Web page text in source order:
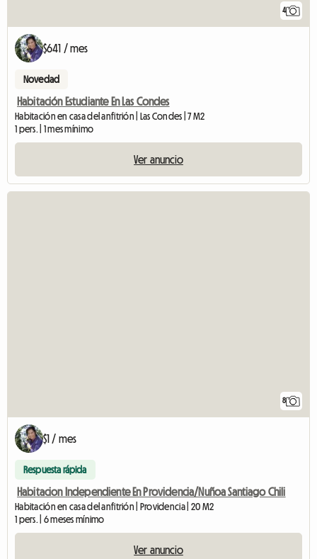
4
$641 / mes
Novedad
Habitación Estudiante En Las Condes
Habitación en casa del anfitrión | Las Condes | 7 M2
1 pers. | 1 mes mínimo
Ver anuncio
8
$1 / mes
Respuesta rápida
Habitacion Independiente En Providencia/Nuñoa Santiago Chili
Habitación en casa del anfitrión | Providencia | 20 M2
1 pers. | 6 meses mínimo
Ver anuncio